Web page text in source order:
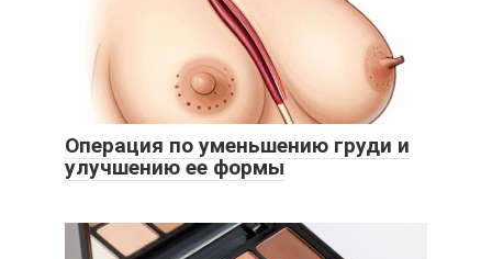
Операция по уменьшению груди и
улучшению ее формы